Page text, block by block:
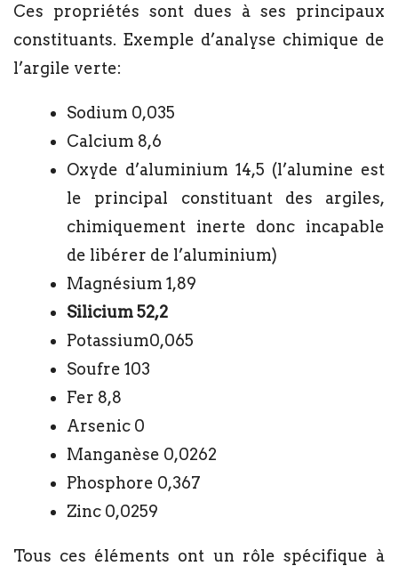
Ces propriétés sont dues à ses principaux
constituants. Exemple d’analyse chimique de
l’argile verte:
Sodium 0,035
Calcium 8,6
Oxyde d’aluminium 14,5 (l’alumine est
le principal constituant des argiles,
chimiquement inerte donc incapable
de libérer de l’aluminium)
Magnésium 1,89
Silicium 52,2
Potassium0,065
Soufre 103
Fer 8,8
Arsenic 0
Manganèse 0,0262
Phosphore 0,367
Zinc 0,0259
Tous ces éléments ont un rôle spécifique à